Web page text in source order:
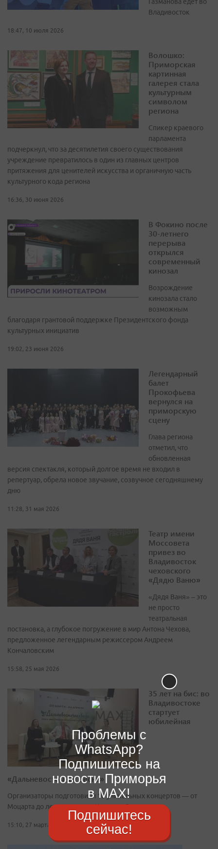
Газманова едет во
Владивосток
18:47, 10 июля 2026
Волошко:
Приморская
картинная
галерея стала
культурным
символом
региона
Спикер краевого
парламента
подчеркнул, что за десятилетия своего существования
учреждение превратилось в один из главных центров
притяжения для ценителей искусства и органичную часть
культурного кода региона
16:36, 30 июня 2026
В Фокино после
30-летнего
перерыва
открылся
современный
кинозал
Возрождение
кинозала стало
возможным
благодаря грантовой поддержке Президентского фонда
культурных инициатив
19:02, 23 июня 2026
Легендарный
балет
Прокофьева
вернулся на
приморскую
сцену
Глава региона
отметил, что
обновленная
версия спектакля, который долгое время не входил в
репертуар, обрела новое звучание, созвучное сегодняшнему
дню
11:28, 31 мая 2026
Театр имени
Моссовета
привез во
Владивосток
чеховского
«Дядю Ваню»
«Дядя Ваня» – это
не просто
театральная
постановка, а глубокое погружение в мир Антона Чехова,
предложенное легендарным режиссером Андреем
Кончаловским
15:58, 25 мая 2026
35 лет на бис: во
Владивостоке
стартует
юбилейная
«Дальневосточная весна»
Организаторы подготовили 10 уникальных концертов — от
Моцарта до легендарного «Квартета Бородина»
15:10, 27 марта 2026
Проблемы с
WhatsApp?
Подпишитесь на
новости Приморья
в MAX!
Подпишитесь
сейчас!